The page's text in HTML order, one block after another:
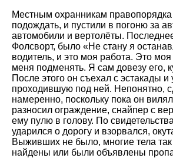
Местным охранникам
подождать, и пустили в погоню за
автомобили и вертолёты.
Фолсворт, было «Не стану я
водитель, и это моя работа. Это
меня подменять. Я сам довезу его,
После этого он съехал с эстакады и
проходившую под ней. Непонятно,
намеренно, поскольку пока он
разносил ограждение, снайпер с
ему пулю в голову. По
ударился о дорогу и взорвался,
Выживших не было, многие тела
найдены или были объявлены